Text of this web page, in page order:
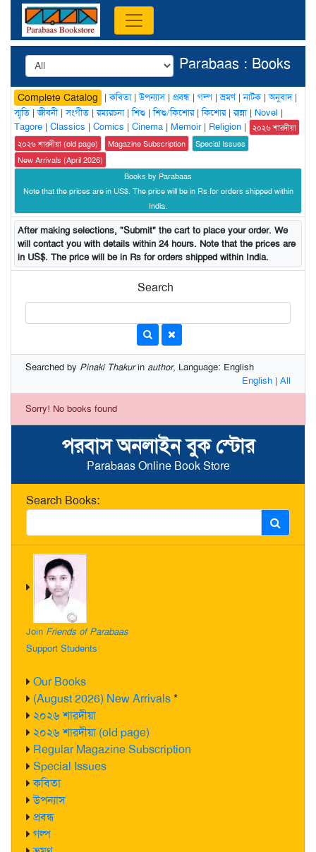
পরবাস অনলাইন বুক স্টোর
Parabaas Online Book Store
Search Books:
Join Friends of Parabaas
Support Students
Our Books
(August 2026) New Arrivals*
২০২৬ শারদীয়া
২০২৬ শারদীয়া (old page)
Regular Magazine Subscription
Special Issues
কবিতা
উপন্যাস
প্রবন্ধ
গল্প
Parabaas : Books
Complete Catalog |কবিতা|উপন্যাস| প্রবন্ধ | গল্প |ভ্রমণ|নাটক |অনুবাদ|
স্মৃতি |জীবনী|সংগীত |রম্যরচনা|শিশু |শিশু/কিশোর|কিশোর|রান্না| Novel |
Tagore | Classics | Comics | Cinema | Memoir| Religion |
২০২৬ শারদীয়া
২০২৬ শারদীয়া (old page)
Magazine Subscription
Special Issues
New Arrivals (April 2026)
Books by Parabaas
Note that the prices are in US$. The price will be in Rs for orders shipped within
India.
After making selections, "Submit" the cart to place your order. We
will contact you with details within 24 hours. Note that the prices are
in US$. The price will be in Rs for orders shipped within India.
Search
Searched by Pinaki Thakurin author, Language: English
English | All
Sorry! No books found